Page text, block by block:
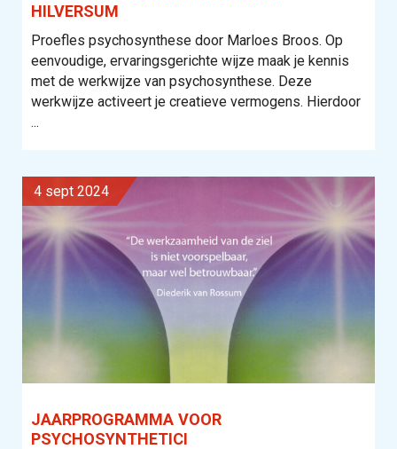
HILVERSUM
Proefles psychosynthese door Marloes Broos. Op
eenvoudige, ervaringsgerichte wijze maak je kennis
met de werkwijze van psychosynthese. Deze
werkwijze activeert je creatieve vermogens. Hierdoor
...
4 sept 2024
JAARPROGRAMMA VOOR
PSYCHOSYNTHETICI